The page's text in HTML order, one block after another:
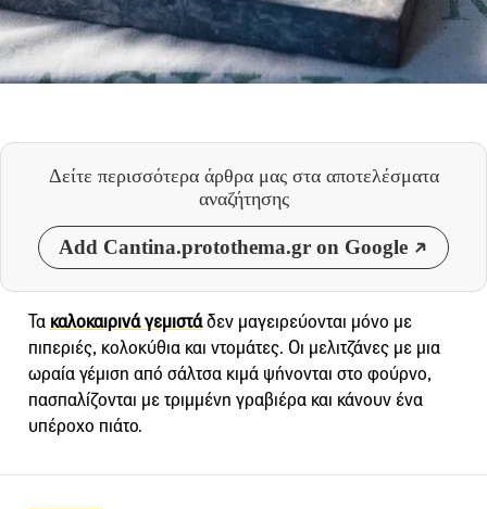
Δείτε περισσότερα άρθρα μας στα αποτελέσματα
αναζήτησης
Add Cantina.protothema.gr on Google
Τα καλοκαιρινά γεμιστάδεν μαγειρεύονται μόνο με
πιπεριές, κολοκύθια και ντομάτες. Οι μελιτζάνες με μια
ωραία γέμιση από σάλτσα κιμά ψήνονται στο φούρνο,
πασπαλίζονται με τριμμένη γραβιέρα και κάνουν ένα
υπέροχο πιάτο.